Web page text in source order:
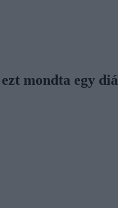
mondta egy